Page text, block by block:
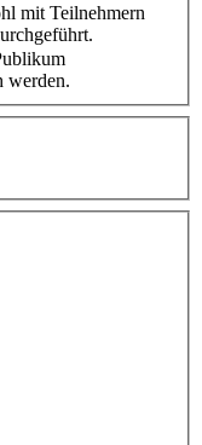
mit Teilnehmern
werden.